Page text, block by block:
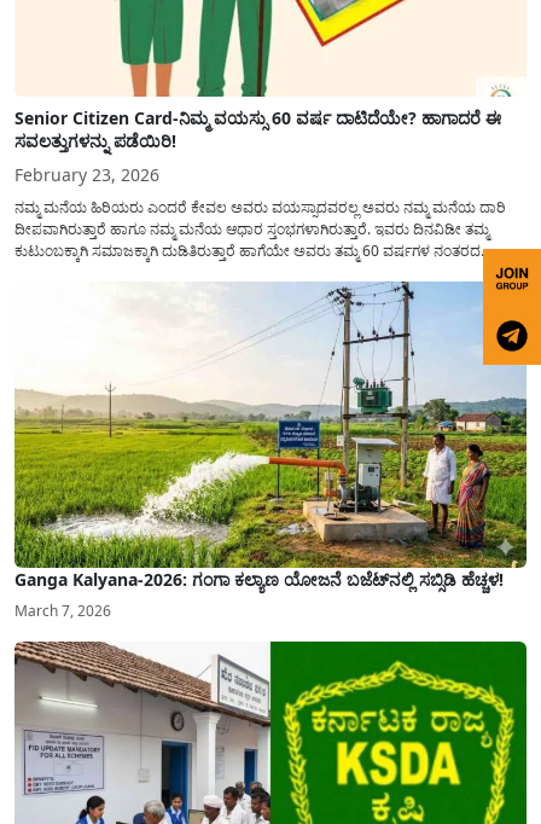
Senior Citizen Card-ನಿಮ್ಮ ವಯಸ್ಸು 60 ವರ್ಷ ದಾಟಿದೆಯೇ? ಹಾಗಾದರೆ ಈ
ಸವಲತ್ತುಗಳನ್ನು ಪಡೆಯಿರಿ!
February 23, 2026
ನಮ್ಮ ಮನೆಯ ಹಿರಿಯರು ಎಂದರೆ ಕೇವಲ ಅವರು ವಯಸ್ಸಾದವರಲ್ಲ ಅವರು ನಮ್ಮ ಮನೆಯ ದಾರಿ
ದೀಪವಾಗಿರುತ್ತಾರೆ ಹಾಗೂ ನಮ್ಮ ಮನೆಯ ಆಧಾರ ಸ್ತಂಭಗಳಾಗಿರುತ್ತಾರೆ. ಇವರು ದಿನವಿಡೀ ತಮ್ಮ
ಕುಟುಂಬಕ್ಕಾಗಿ ಸಮಾಜಕ್ಕಾಗಿ ದುಡಿತಿರುತ್ತಾರೆ ಹಾಗೆಯೇ ಅವರು ತಮ್ಮ 60 ವರ್ಷಗಳ ನಂತರದ
ಜೀವನವನ್ನು ನೆಮ್ಮದಿಯಿಂದ ಕಳೆಯಬೇಕೆಂಬುದು ಪ್ರತಿಯೊಬ್ಬರ ಕನಸಾಗಿರುತ್ತದೆ ಆದ್ದರಿಂದ ಸರ್ಕಾರವು
Ganga Kalyana-2026: ಗಂಗಾ ಕಲ್ಯಾಣ ಯೋಜನೆ ಬಜೆಟ್‌ನಲ್ಲಿ ಸಬ್ಸಿಡಿ ಹೆಚ್ಚಳ!
March 7, 2026